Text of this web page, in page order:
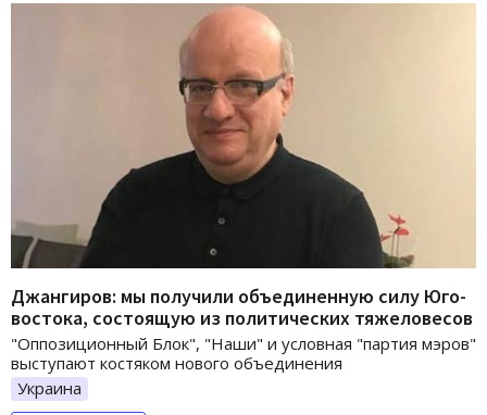
Джангиров: мы получили объединенную силу Юго-
востока, состоящую из политических тяжеловесов
"Оппозиционный Блок", "Наши" и условная "партия мэров"
выступают костяком нового объединения
Украина